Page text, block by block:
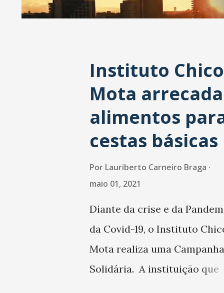
a
Instituto Chico
Mota arrecada
alimentos
cestas básicas
Por Lauriberto Carneiro Braga
maio 01, 2021
Diante da crise e da
da Covid-19, o Instituto
Mota realiza uma Campanha
Solidária. A instituição que